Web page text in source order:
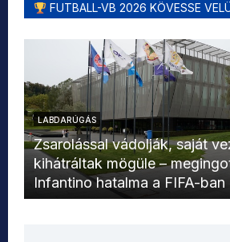
FUTBALL-VB 2026 KÖVESSE
LABDARÚGÁS
Zsarolással vádolják, saját
kihátráltak mögüle –
Infantino hatalma a FIFA-ban